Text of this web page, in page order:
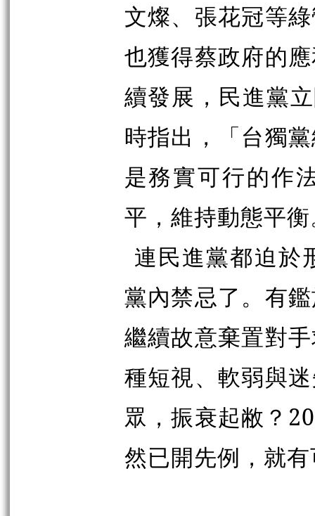
文燦、張花冠等
也獲得蔡政府的
續發展，民進黨
時指出，「台獨
是務實可行的作
平，維持動態平
連民進黨都迫於
黨內禁忌了。有
繼續故意棄置對
種短視、軟弱與
眾，振衰起敝？
然已開先例，就